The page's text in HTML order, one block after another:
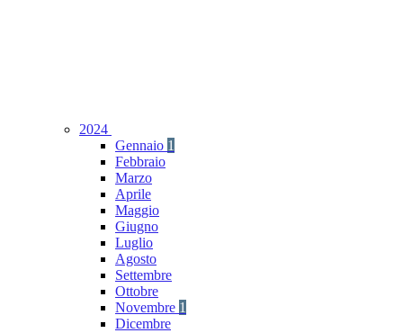
2024
Gennaio 1
Febbraio
Marzo
Aprile
Maggio
Giugno
Luglio
Agosto
Settembre
Ottobre
Novembre 1
Dicembre